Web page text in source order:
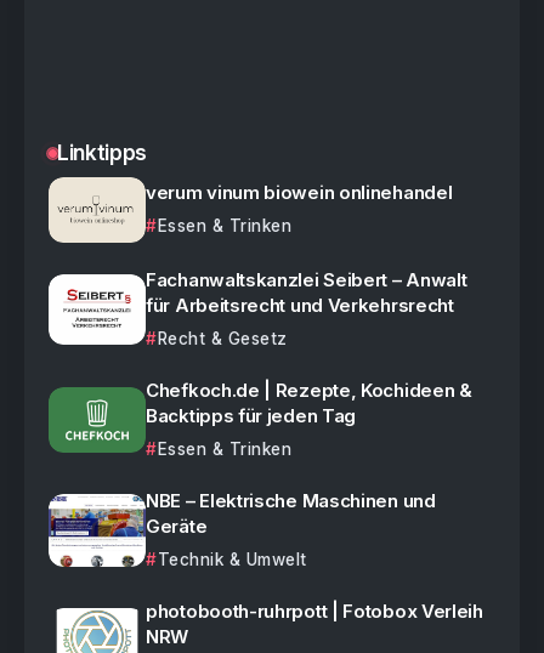
Linktipps
verum vinum biowein onlinehandel
Essen & Trinken
Fachanwaltskanzlei Seibert – Anwalt
für Arbeitsrecht und Verkehrsrecht
Recht & Gesetz
Chefkoch.de | Rezepte, Kochideen &
Backtipps für jeden Tag
Essen & Trinken
NBE – Elektrische Maschinen und
Geräte
Technik & Umwelt
photobooth-ruhrpott | Fotobox Verleih
NRW